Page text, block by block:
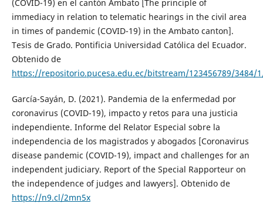
(COVID-19) en el cantón Ambato [The principle of
immediacy in relation to telematic hearings in the civil area
in times of pandemic (COVID-19) in the Ambato canton].
Tesis de Grado. Pontificia Universidad Católica del Ecuador.
Obtenido de
https://repositorio.pucesa.edu.ec/bitstream/123456789/3484/
García-Sayán, D. (2021). Pandemia de la enfermedad por
coronavirus (COVID-19), impacto y retos para una justicia
independiente. Informe del Relator Especial sobre la
independencia de los magistrados y abogados [Coronavirus
disease pandemic (COVID-19), impact and challenges for an
independent judiciary. Report of the Special Rapporteur on
the independence of judges and lawyers]. Obtenido de
https://n9.cl/2mn5x